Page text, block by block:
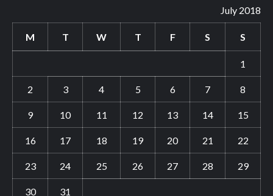
July 2018
M T W T F S S
1
2 3 4 5 6 7 8
9 10 11 12 13 14 15
16 17 18 19 20 21 22
23 24 25 26 27 28 29
30 31